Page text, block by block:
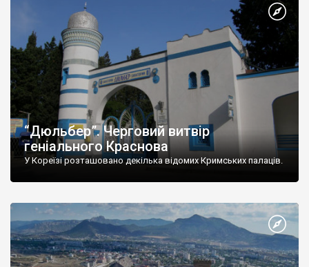
“Дюльбер”. Черговий витвір
геніального Краснова
У Кореїзі розташовано декілька відомих Кримських палаців.